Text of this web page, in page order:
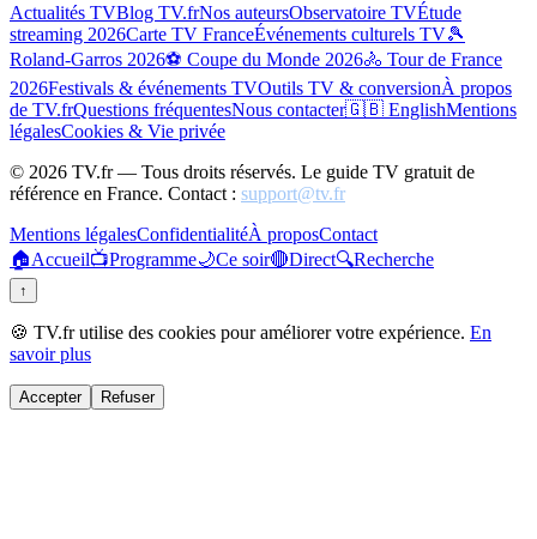
Actualités TVBlog TV.frNos auteursObservatoire TVÉtude
streaming 2026Carte TV FranceÉvénements culturels TV🎾
Roland-Garros 2026⚽ Coupe du Monde 2026🚴 Tour de France
2026Festivals & événements TVOutils TV & conversionÀ propos
de TV.frQuestions fréquentesNous contacter🇬🇧 EnglishMentions
légalesCookies & Vie privée
© 2026 TV.fr — Tous droits réservés. Le guide TV gratuit de
référence en France. Contact : support@tv.fr
Mentions légalesConfidentialitéÀ proposContact
🏠Accueil📺Programme🌙Ce soir🔴Direct🔍Recherche
↑
🍪 TV.fr utilise des cookies pour améliorer votre expérience. En
savoir plus
Accepter Refuser